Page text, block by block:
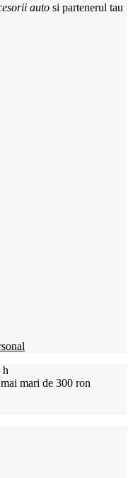
auto si partenerul tau
h
mari de 300 ron